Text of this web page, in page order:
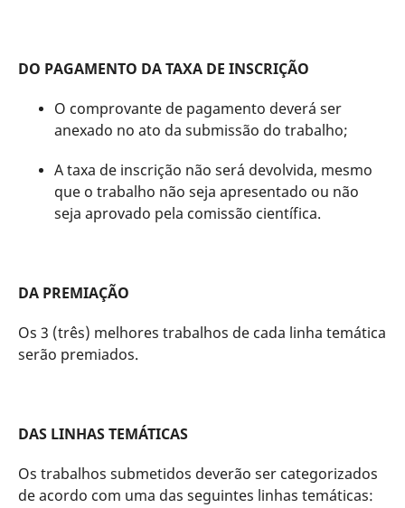
DO PAGAMENTO DA TAXA DE INSCRIÇÃO
O comprovante de pagamento deverá ser
anexado no ato da submissão do trabalho;
A taxa de inscrição não será devolvida, mesmo
que o trabalho não seja apresentado ou não
seja aprovado pela comissão científica.
DA PREMIAÇÃO
Os 3 (três) melhores trabalhos de cada linha temática
serão premiados.
DAS LINHAS TEMÁTICAS
Os trabalhos submetidos deverão ser categorizados
de acordo com uma das seguintes linhas temáticas: